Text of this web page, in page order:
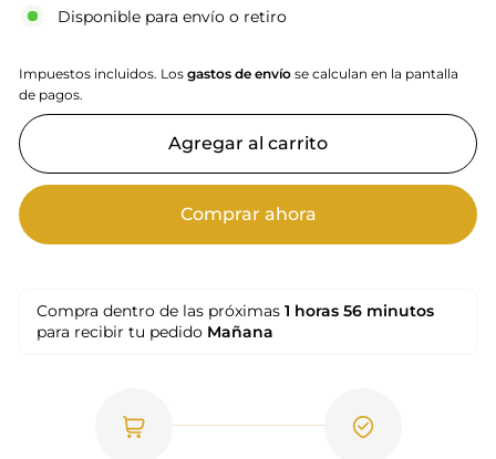
Disponible para envío o retiro
Impuestos incluidos. Los gastos de envío se calculan en la pantalla
de pagos.
Agregar al carrito
Comprar ahora
Compra dentro de las próximas 1 horas 56 minutos
para recibir tu pedido Mañana